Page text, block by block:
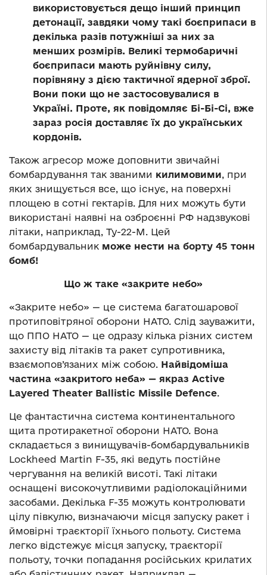
використовується дещо інший принцип
детонації, завдяки чому такі боєприпаси в
декілька разів потужніші за них за
менших розмірів. Великі термобаричні
боєприпаси мають руйнівну силу,
порівняну з дією тактичної ядерної зброї.
Вони поки що не застосовувалися в
Україні. Проте, як повідомляє Бі-Бі-Сі, вже
зараз росія доставляє їх до українських
кордонів.
Також агресор може доповнити звичайні
бомбардування так званими килимовими, при
яких знищується все, що існує, на поверхні
площею в сотні гектарів. Для них можуть бути
використані наявні на озброєнні РФ надзвукові
літаки, наприклад, Ту-22-М. Цей
бомбардувальник може нести на борту 45 тонн
бомб!
Що ж таке «закрите небо»
«Закрите небо» — це система багатошарової
протиповітряної оборони НАТО. Слід зауважити,
що ППО НАТО — це одразу кілька різних систем
захисту від літаків та ракет супротивника,
взаємопов’язаних між собою. Найвідоміша
частина «закритого неба» — якраз Active
Layered Theater Ballistic Missile Defence.
Це фантастична система континентального
щита протиракетної оборони НАТО. Вона
складається з винищувачів-бомбардувальників
Lockheed Martin F-35, які ведуть постійне
чергування на великій висоті. Такі літаки
оснащені високочутливими радіолокаційними
засобами. Декілька F-35 можуть контролювати
цілу півкулю, визначаючи місця запуску ракет і
ймовірні траєкторії їхнього польоту. Система
легко відстежує місця запуску, траєкторії
польоту, точки попадання російських крилатих